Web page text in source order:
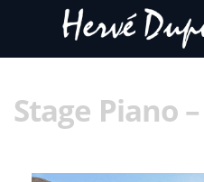
Stage Piano